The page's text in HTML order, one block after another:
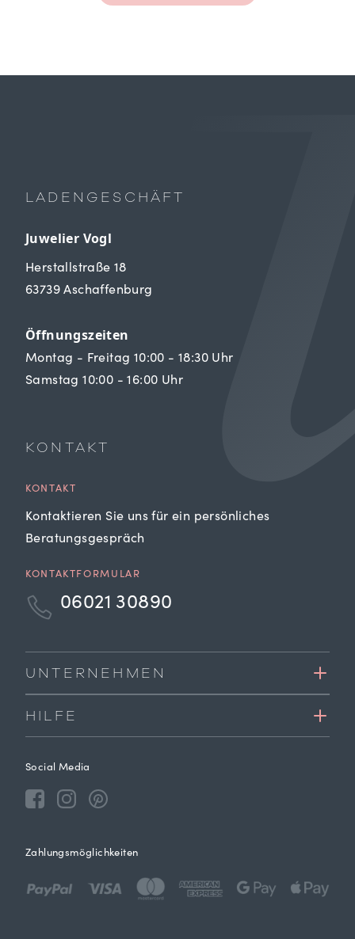
LADENGESCHÄFT
Juwelier Vogl
Herstallstraße 18
63739 Aschaffenburg
Öffnungszeiten
Montag - Freitag 10:00 - 18:30 Uhr
Samstag 10:00 - 16:00 Uhr
KONTAKT
KONTAKT
Kontaktieren Sie uns für ein persönliches
Beratungsgespräch
KONTAKTFORMULAR
06021 30890
UNTERNEHMEN
HILFE
Social Media
Zahlungsmöglichkeiten